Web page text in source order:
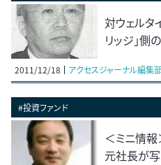
対ウェルタ
リッジ」側
2011/12/18 アクセスジャーナル編集
#投資ファンド
＜ミニ情報
元社長が